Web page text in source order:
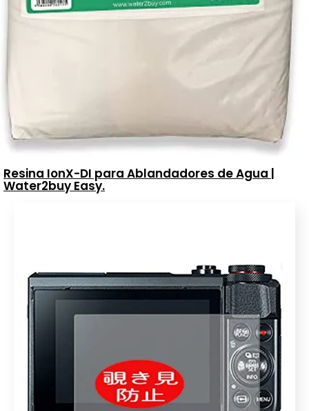
Resina IonX-DI para Ablandadores de Agua |
Water2buy Easy.